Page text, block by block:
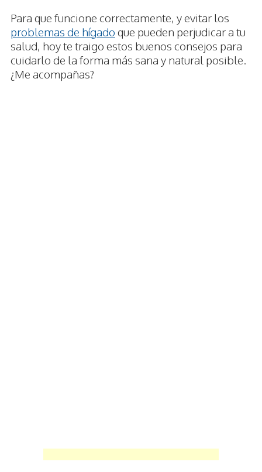
Para que funcione correctamente, y evitar los
problemas de hígado que pueden perjudicar a tu
salud, hoy te traigo estos buenos consejos para
cuidarlo de la forma más sana y natural posible.
¿Me acompañas?